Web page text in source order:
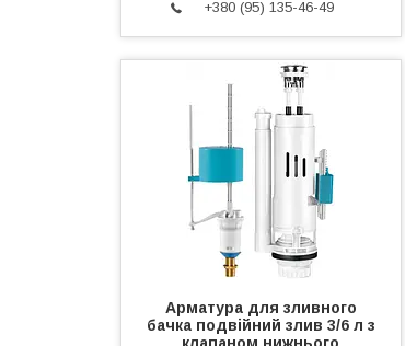
+380 (95) 135-46-49
Арматура для зливного
бачка подвійний злив 3/6 л з